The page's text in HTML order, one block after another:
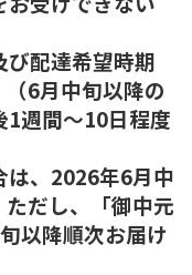
配達希望時期
6月中旬以降の
1週間～10日程度
、2026年6月中
だし、「御中元
以降順次お届け